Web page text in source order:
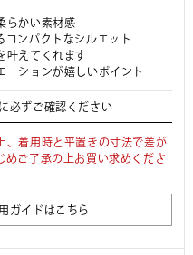
らかい素材感
コンパクトなシルエット
叶えてくれます
ーションが嬉しいポイント
必ずご確認ください
、着用時と平置きの寸法で差が
めご了承の上お買い求めくださ
ガイドはこちら